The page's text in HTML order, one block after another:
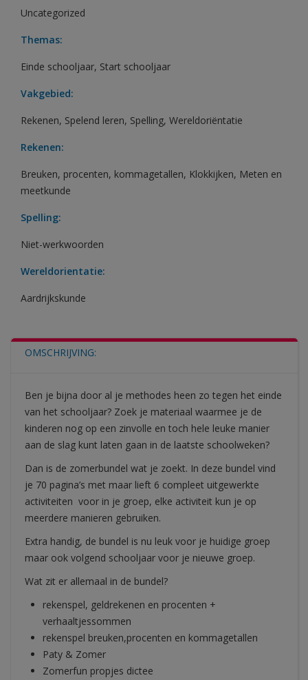
Uncategorized
Themas:
Einde schooljaar, Start schooljaar
Vakgebied:
Rekenen, Spelend leren, Spelling, Wereldoriëntatie
Rekenen:
Breuken, procenten, kommagetallen, Klokkijken, Meten en
meetkunde
Spelling:
Niet-werkwoorden
Wereldorientatie:
Aardrijkskunde
OMSCHRIJVING:
Ben je bijna door al je methodes heen zo tegen het einde
van het schooljaar? Zoek je materiaal waarmee je de
kinderen nog op een zinvolle en toch hele leuke manier
aan de slag kunt laten gaan in de laatste schoolweken?
Dan is de zomerbundel wat je zoekt. In deze bundel vind
je 70 pagina’s met maar lieft 6 compleet uitgewerkte
activiteiten voor in je groep, elke activiteit kun je op
meerdere manieren gebruiken.
Extra handig, de bundel is nu leuk voor je huidige groep
maar ook volgend schooljaar voor je nieuwe groep.
Wat zit er allemaal in de bundel?
rekenspel, geldrekenen en procenten +
verhaaltjessommen
rekenspel breuken,procenten en kommagetallen
Paty & Zomer
Zomerfun propjes dictee